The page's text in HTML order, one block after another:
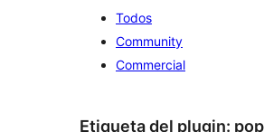
Todos
Community
Commercial
Etiqueta del plugin: